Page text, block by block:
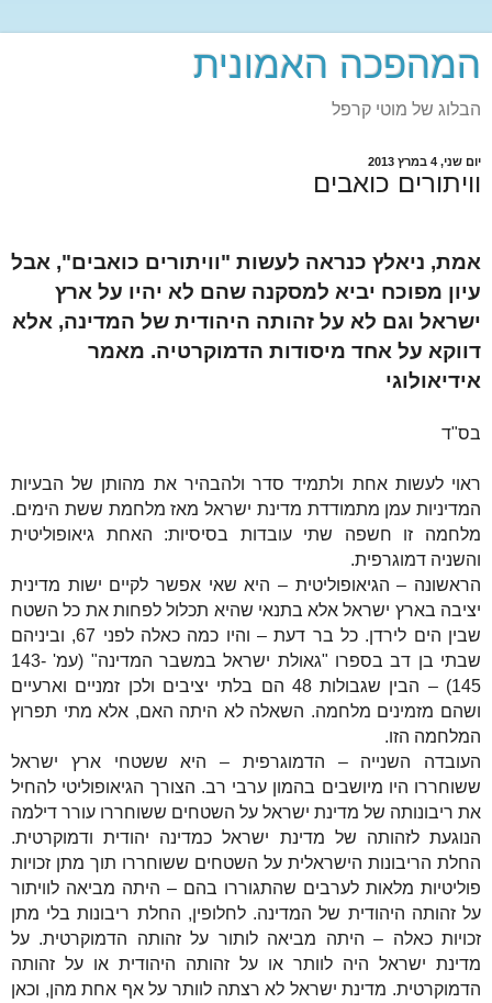
המהפכה האמונית
הבלוג של מוטי קרפל
יום שני, 4 במרץ 2013
וויתורים כואבים
אמת, ניאלץ כנראה לעשות "וויתורים כואבים", אבל
עיון מפוכח יביא למסקנה שהם לא יהיו על ארץ
ישראל וגם לא על זהותה היהודית של המדינה, אלא
דווקא על אחד מיסודות הדמוקרטיה. מאמר
אידיאולוגי
בס"ד
ראוי לעשות אחת ולתמיד סדר ולהבהיר את מהותן של הבעיות
המדיניות עמן מתמודדת מדינת ישראל מאז מלחמת ששת הימים.
מלחמה זו חשפה שתי עובדות בסיסיות: האחת גיאופוליטית
והשניה דמוגרפית.
הראשונה – הגיאופוליטית – היא שאי אפשר לקיים ישות מדינית
יציבה בארץ ישראל אלא בתנאי שהיא תכלול לפחות את כל השטח
שבין הים לירדן. כל בר דעת – והיו כמה כאלה לפני 67, וביניהם
שבתי בן דב בספרו "גאולת ישראל במשבר המדינה" (עמ' 143-
145) – הבין שגבולות 48 הם בלתי יציבים ולכן זמניים וארעיים
ושהם מזמינים מלחמה. השאלה לא היתה האם, אלא מתי תפרוץ
המלחמה הזו.
העובדה השנייה – הדמוגרפית – היא ששטחי ארץ ישראל
ששוחררו היו מיושבים בהמון ערבי רב. הצורך הגיאופוליטי להחיל
את ריבונותה של מדינת ישראל על השטחים ששוחררו עורר דילמה
הנוגעת לזהותה של מדינת ישראל כמדינה יהודית ודמוקרטית.
החלת הריבונות הישראלית על השטחים ששוחררו תוך מתן זכויות
פוליטיות מלאות לערבים שהתגוררו בהם – היתה מביאה לוויתור
על זהותה היהודית של המדינה. לחלופין, החלת ריבונות בלי מתן
זכויות כאלה – היתה מביאה לותור על זהותה הדמוקרטית. על
מדינת ישראל היה לוותר או על זהותה היהודית או על זהותה
הדמוקרטית. מדינת ישראל לא רצתה לוותר על אף אחת מהן, וכאן